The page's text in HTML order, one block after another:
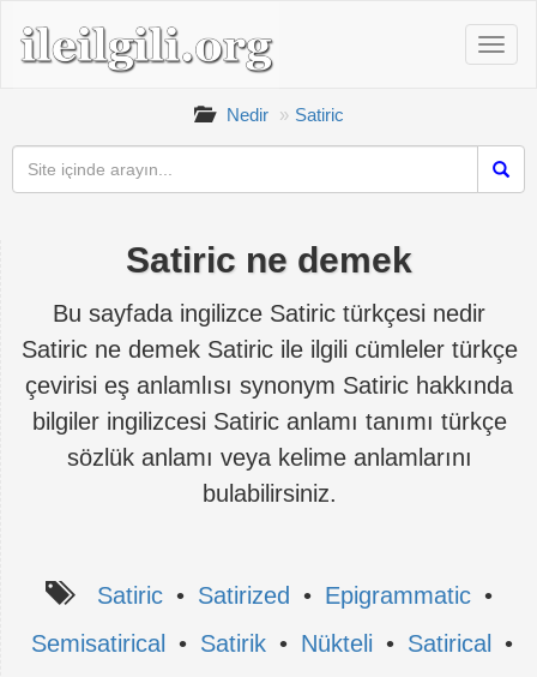
Nedir Satiric
Satiric ne demek
Bu sayfada ingilizce Satiric türkçesi nedir
Satiric ne demek Satiric ile ilgili cümleler türkçe
çevirisi eş anlamlısı synonym Satiric hakkında
bilgiler ingilizcesi Satiric anlamı tanımı türkçe
sözlük anlamı veya kelime anlamlarını
bulabilirsiniz.
Satiric • Satirized • Epigrammatic •
Semisatirical
• Satirik • Nükteli • Satirical
•